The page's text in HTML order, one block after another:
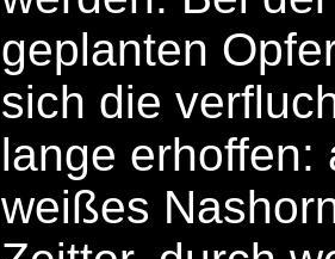
geplanten
sich die
lange
weißes